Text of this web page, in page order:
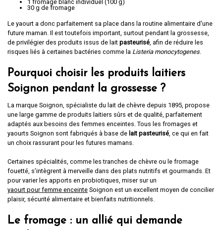
1 fromage blanc individuel (100 g)
30 g de fromage
Le yaourt a donc parfaitement sa place dans la routine alimentaire d'une
future maman. Il est toutefois important, surtout pendant la grossesse,
de privilégier des produits issus de lait pasteurisé , afin de réduire les
risques liés à certaines bactéries comme la Listeria monocytogenes.
Pourquoi choisir les produits laitiers
Soignon pendant la grossesse ?
La marque Soignon, spécialiste du lait de chèvre depuis 1895, propose
une large gamme de produits laitiers sûrs et de qualité, parfaitement
adaptés aux besoins des femmes enceintes. Tous les fromages et
yaourts Soignon sont fabriqués à base de lait pasteurisé , ce qui en fait
un choix rassurant pour les futures mamans.
Certaines spécialités, comme les tranches de chèvre ou le fromage
fouetté, s’intègrent à merveille dans des plats nutritifs et gourmands. Et
pour varier les apports en probiotiques, miser sur un
yaourt pour femme enceinte Soignon est un excellent moyen de concilier
plaisir, sécurité alimentaire et bienfaits nutritionnels.
Le fromage : un allié qui demande